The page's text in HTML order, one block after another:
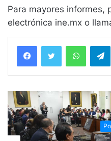
Para mayores informes,
electrónica ine.mx o